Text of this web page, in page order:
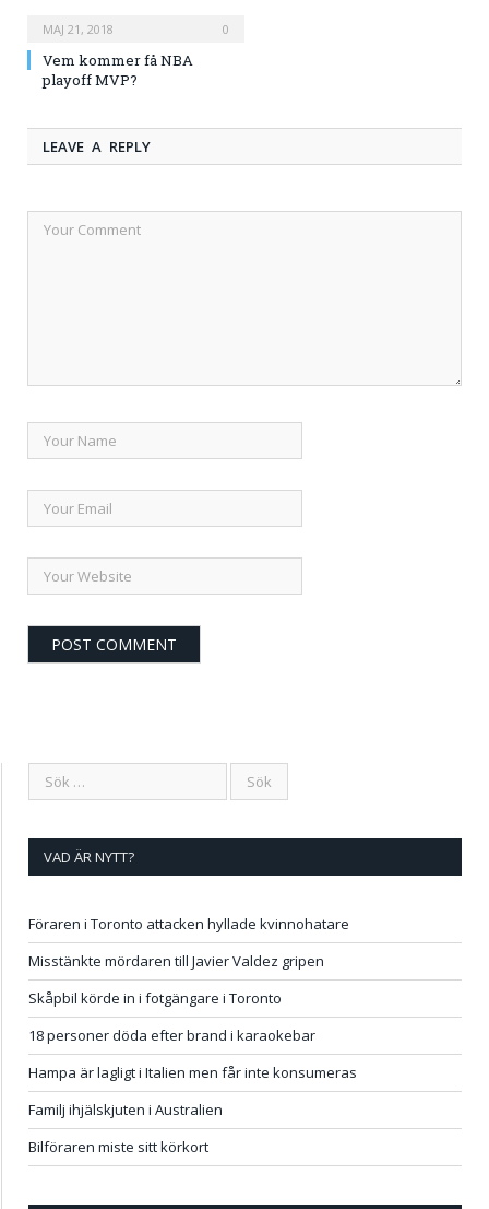
MAJ 21, 2018 0
Vem kommer få NBA
playoff MVP?
LEAVE A REPLY
VAD ÄR NYTT?
Föraren i Toronto attacken hyllade kvinnohatare
Misstänkte mördaren till Javier Valdez gripen
Skåpbil körde in i fotgängare i Toronto
18 personer döda efter brand i karaokebar
Hampa är lagligt i Italien men får inte konsumeras
Familj ihjälskjuten i Australien
Bilföraren miste sitt körkort